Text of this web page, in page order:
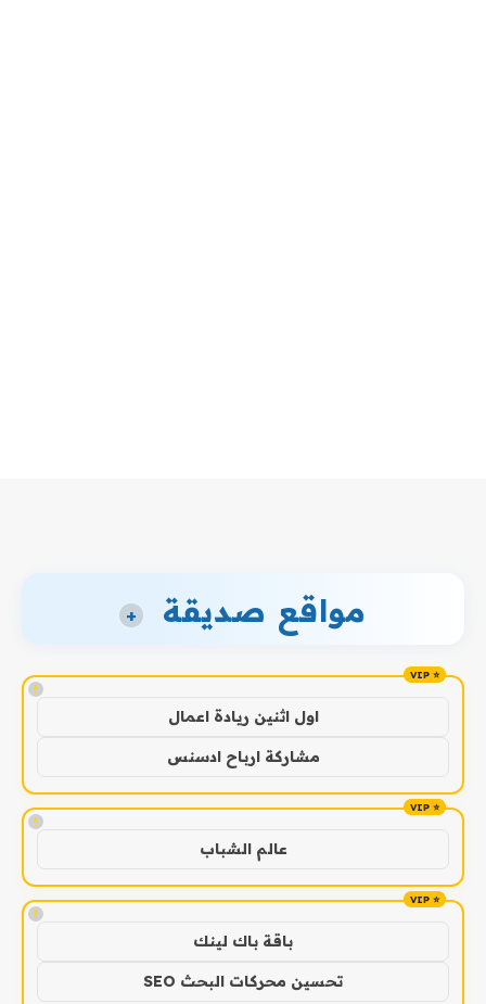
مواقع صديقة +
!
اول اثنين ريادة اعمال
مشاركة ارباح ادسنس
!
عالم الشباب
!
باقة باك لينك
تحسين محركات البحث SEO